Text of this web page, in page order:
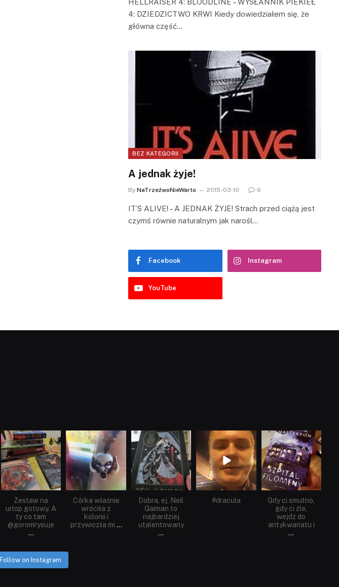
4: DZIEDZICTWO KRWI Kiedy dowiedziałem się, że
główna część…
BEZ KATEGORII
A jednak żyje!
By NaTrzeźwoNieWarto 2015-03-10 6
IT’S ALIVE! – A JEDNAK ŻYJE! Strach przed ciążą jest
czymś równie naturalnym jak narośl…
Facebook Instagram
YouTube
dobryhorror
Lip 31
Zestaw na
urlop gotowy. A
ty co tam
@goromrysuje
...
dobryhorror
Lip 14
Córka właśnie
wróciła z
kolonii i
przywiozła mi ...
dobryhorror
Cze 16
Dobra, ej, Neil
Gaiman to
najbardziej
utalentowany
...
dobryhorror
Maj 25
#dracula
dobryhorror
Maj 22
Gdy ci smutno,
gdy ci źle,
wejdź do
antykwariatu i
...
Follow on Instagram